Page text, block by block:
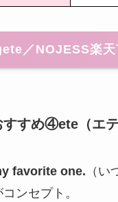
／NOJESS楽天
すめ④ete（エテ
favorite one. （
ンセプト。